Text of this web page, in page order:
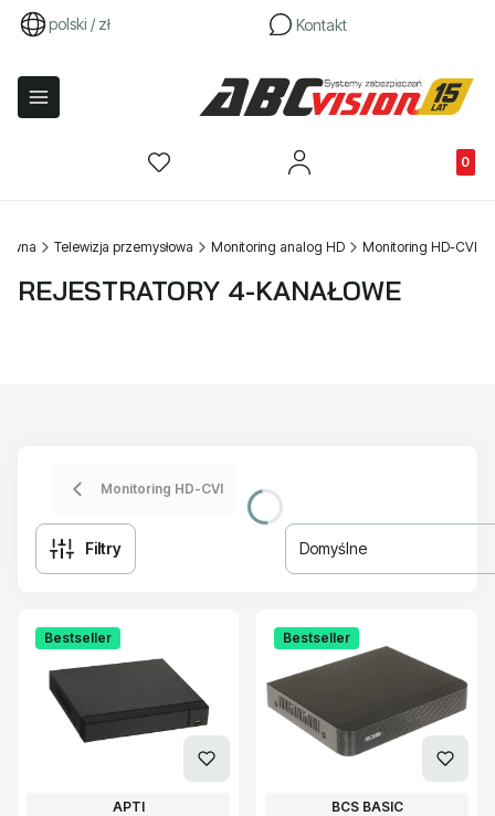
polski / zł Kontakt
Telewizja przemysłowa Monitoring analog HD Monitoring HD-CVI
REJESTRATORY 4-KANAŁOWE
Monitoring HD-CVI
Filtry Domyślne
Bestseller
PRODUCENT
APTI
Bestseller
PRODUCENT
BCS BASIC